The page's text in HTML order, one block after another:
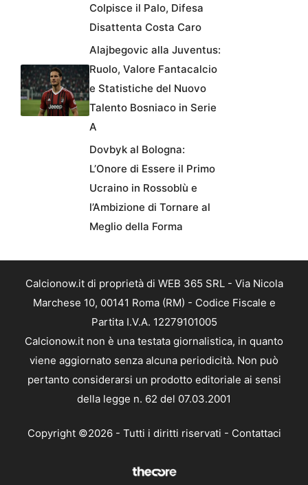
Colpisce il Palo, Difesa
Disattenta Costa Caro
Alajbegovic alla Juventus:
Ruolo, Valore Fantacalcio
e Statistiche del Nuovo
Talento Bosniaco in Serie
A
Dovbyk al Bologna:
L’Onore di Essere il Primo
Ucraino in Rossoblù e
l’Ambizione di Tornare al
Meglio della Forma
Calcionow.it di proprietà di WEB 365 SRL - Via Nicola
Marchese 10, 00141 Roma (RM) - Codice Fiscale e
Partita I.V.A. 12279101005
Calcionow.it non è una testata giornalistica, in quanto
viene aggiornato senza alcuna periodicità. Non può
pertanto considerarsi un prodotto editoriale ai sensi
della legge n. 62 del 07.03.2001
Copyright ©2026 - Tutti i diritti riservati - Contattaci